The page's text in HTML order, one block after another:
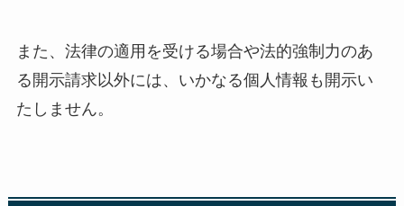
また、法律の適用を受ける場合や法的強制力のあ
る開示請求以外には、いかなる個人情報も開示い
たしません。